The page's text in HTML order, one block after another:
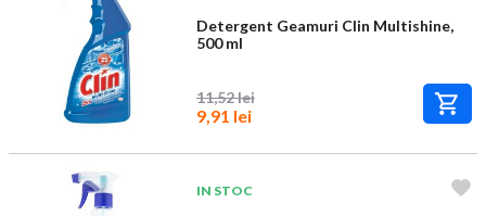
Detergent Geamuri Clin Multishine,
500 ml
11,52 lei
9,91 lei
IN STOC